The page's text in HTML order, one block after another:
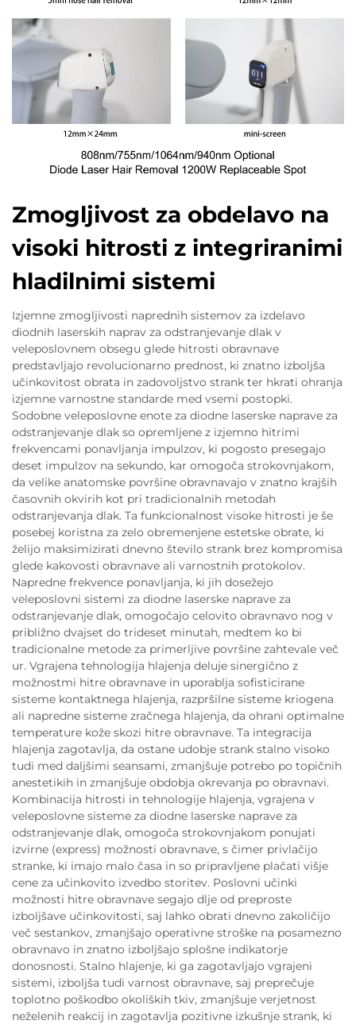
Zmogljivost za obdelavo na
visoki hitrosti z integriranimi
hladilnimi sistemi
Izjemne zmogljivosti naprednih sistemov za izdelavo
diodnih laserskih naprav za odstranjevanje dlak v
veleposlovnem obsegu glede hitrosti obravnave
predstavljajo revolucionarno prednost, ki znatno izboljša
učinkovitost obrata in zadovoljstvo strank ter hkrati ohranja
izjemne varnostne standarde med vsemi postopki.
Sodobne veleposlovne enote za diodne laserske naprave za
odstranjevanje dlak so opremljene z izjemno hitrimi
frekvencami ponavljanja impulzov, ki pogosto presegajo
deset impulzov na sekundo, kar omogoča strokovnjakom,
da velike anatomske površine obravnavajo v znatno krajših
časovnih okvirih kot pri tradicionalnih metodah
odstranjevanja dlak. Ta funkcionalnost visoke hitrosti je še
posebej koristna za zelo obremenjene estetske obrate, ki
želijo maksimizirati dnevno število strank brez kompromisa
glede kakovosti obravnave ali varnostnih protokolov.
Napredne frekvence ponavljanja, ki jih dosežejo
veleposlovni sistemi za diodne laserske naprave za
odstranjevanje dlak, omogočajo celovito obravnavo nog v
približno dvajset do trideset minutah, medtem ko bi
tradicionalne metode za primerljive površine zahtevale več
ur. Vgrajena tehnologija hlajenja deluje sinergično z
možnostmi hitre obravnave in uporablja sofisticirane
sisteme kontaktnega hlajenja, razpršilne sisteme kriogena
ali napredne sisteme zračnega hlajenja, da ohrani optimalne
temperature kože skozi hitre obravnave. Ta integracija
hlajenja zagotavlja, da ostane udobje strank stalno visoko
tudi med daljšimi seansami, zmanjšuje potrebo po topičnih
anestetikih in zmanjšuje obdobja okrevanja po obravnavi.
Kombinacija hitrosti in tehnologije hlajenja, vgrajena v
veleposlovne sisteme za diodne laserske naprave za
odstranjevanje dlak, omogoča strokovnjakom ponujati
izvirne (express) možnosti obravnave, s čimer privlačijo
stranke, ki imajo malo časa in so pripravljene plačati višje
cene za učinkovito izvedbo storitev. Poslovni učinki
možnosti hitre obravnave segajo dlje od preproste
izboljšave učinkovitosti, saj lahko obrati dnevno zakoličijo
več sestankov, zmanjšajo operativne stroške na posamezno
obravnavo in znatno izboljšajo splošne indikatorje
donosnosti. Stalno hlajenje, ki ga zagotavljajo vgrajeni
sistemi, izboljša tudi varnost obravnave, saj preprečuje
toplotno poškodbo okoliških tkiv, zmanjšuje verjetnost
neželenih reakcij in zagotavlja pozitivne izkušnje strank, ki